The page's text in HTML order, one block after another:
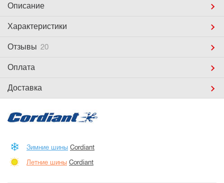
Описание
Характеристики
Отзывы 20
Оплата
Доставка
Зимние шины Cordiant
Летние шины Cordiant